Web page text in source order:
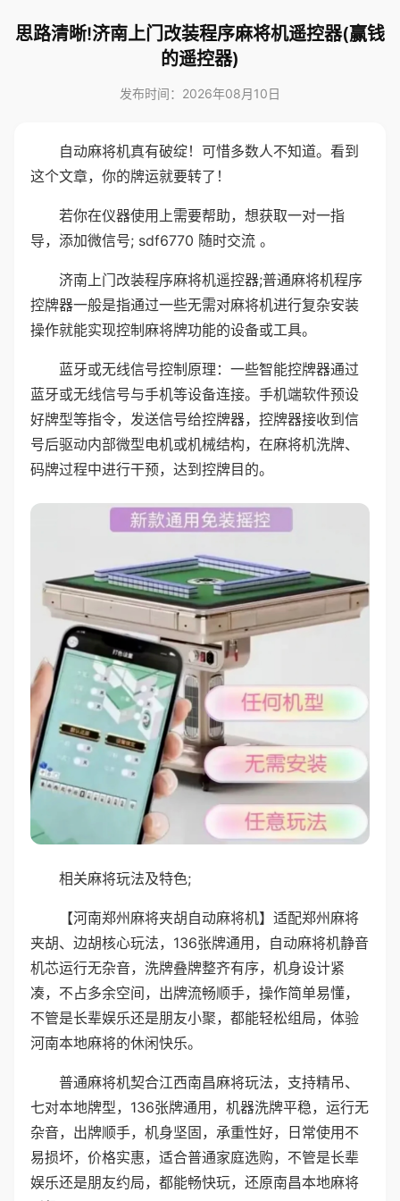
思路清晰!济南上门改装程序麻将机遥控器(赢钱
的遥控器)
发布时间：2026年08月10日
自动麻将机真有破绽！可惜多数人不知道。看到
这个文章，你的牌运就要转了！
若你在仪器使用上需要帮助，想获取一对一指
导，添加微信号; sdf6770 随时交流 。
济南上门改装程序麻将机遥控器;普通麻将机程序
控牌器一般是指通过一些无需对麻将机进行复杂安装
操作就能实现控制麻将牌功能的设备或工具。
蓝牙或无线信号控制原理：一些智能控牌器通过
蓝牙或无线信号与手机等设备连接。手机端软件预设
好牌型等指令，发送信号给控牌器，控牌器接收到信
号后驱动内部微型电机或机械结构，在麻将机洗牌、
码牌过程中进行干预，达到控牌目的。
相关麻将玩法及特色;
【河南郑州麻将夹胡自动麻将机】适配郑州麻将
夹胡、边胡核心玩法，136张牌通用，自动麻将机静音
机芯运行无杂音，洗牌叠牌整齐有序，机身设计紧
凑，不占多余空间，出牌流畅顺手，操作简单易懂，
不管是长辈娱乐还是朋友小聚，都能轻松组局，体验
河南本地麻将的休闲快乐。
普通麻将机契合江西南昌麻将玩法，支持精吊、
七对本地牌型，136张牌通用，机器洗牌平稳，运行无
杂音，出牌顺手，机身坚固，承重性好，日常使用不
易损坏，价格实惠，适合普通家庭选购，不管是长辈
娱乐还是朋友约局，都能畅快玩，还原南昌本地麻将